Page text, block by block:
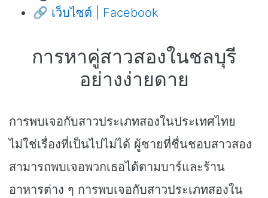
🔗 เว็บไซต์ Facebook
การหาคู่สาวสองในชลบุรี
อย่างง่ายดาย
การพบเจอกับสาวประเภทสองในประเทศไทย
ไม่ใช่เรื่องที่เป็นไปไม่ได้ ผู้ชายที่ชื่นชอบสาวสอง
สามารถพบเจอพวกเธอได้ตามบาร์และร้าน
อาหารต่าง ๆ การพบเจอกับสาวประเภทสองใน